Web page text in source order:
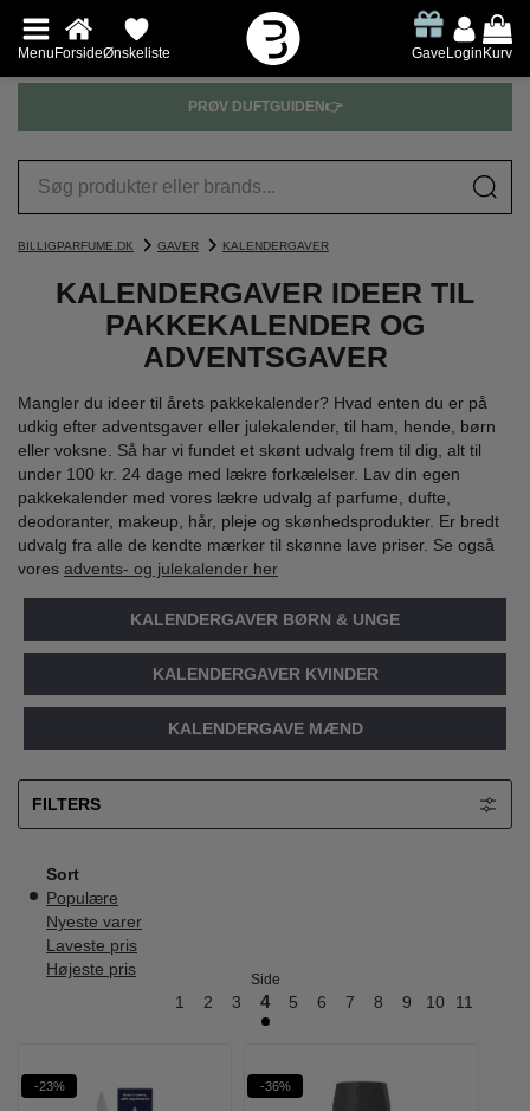
MenuForsideØnskeliste GaveLoginKurv
PRØV DUFTGUIDEN👉
BILLIGPARFUME.DK GAVER KALENDERGAVER
KALENDERGAVER IDEER TIL
PAKKEKALENDER OG
ADVENTSGAVER
Mangler du ideer til årets pakkekalender? Hvad enten du er på
udkig efter adventsgaver eller julekalender, til ham, hende, børn
eller voksne. Så har vi fundet et skønt udvalg frem til dig, alt til
under 100 kr. 24 dage med lækre forkælelser. Lav din egen
pakkekalender med vores lækre udvalg af parfume, dufte,
deodoranter, makeup, hår, pleje og skønhedsprodukter. Er bredt
udvalg fra alle de kendte mærker til skønne lave priser. Se også
vores advents- og julekalender her
KALENDERGAVER BØRN & UNGE
KALENDERGAVER KVINDER
KALENDERGAVE MÆND
FILTERS
Sort
Populære
Nyeste varer
Laveste pris
Højeste pris
Side
1 2 3 4 5 6 7 8 9 10 11
-23% -36%